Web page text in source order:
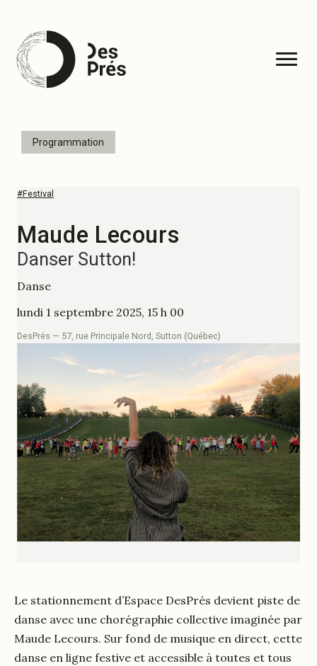
Programmation
#Festival
Maude Lecours
Danser Sutton!
Danse
lundi 1 septembre 2025, 15 h 00
DesPrés — 57, rue Principale Nord, Sutton (Québec)
Le stationnement d’Espace DesPrés devient piste de
danse avec une chorégraphie collective imaginée par
Maude Lecours. Sur fond de musique en direct, cette
danse en ligne festive et accessible à toutes et tous